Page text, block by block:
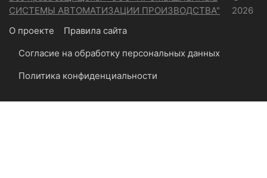
СИСТЕМЫ АВТОМАТИЗАЦИИ ПРОИЗВОДСТВА"
2026
О проекте
Правила сайта
Согласие на обработку персональных данных
Политика конфиденциальности